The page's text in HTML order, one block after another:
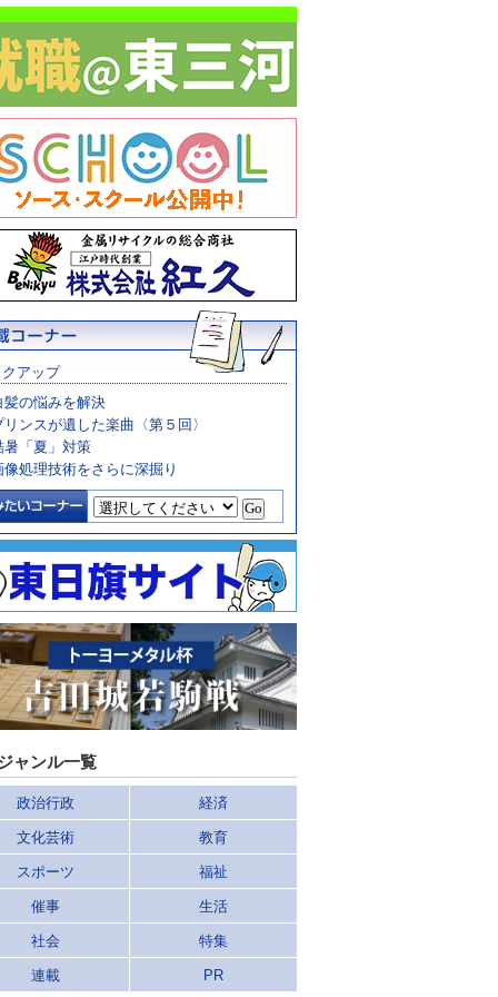
アップ
髪の悩みを解決
リンスが遺した楽曲〈第５回〉
暑「夏」対策
像処理技術をさらに深掘り
ャンル一覧
政治行政 経済
文化芸術 教育
スポーツ 福祉
催事 生活
社会 特集
連載 PR